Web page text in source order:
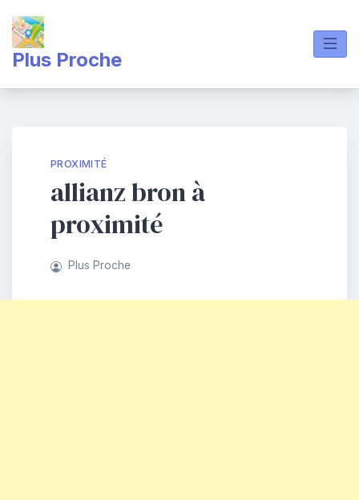
content
Plus Proche
PROXIMITÉ
allianz bron à
proximité
Plus Proche